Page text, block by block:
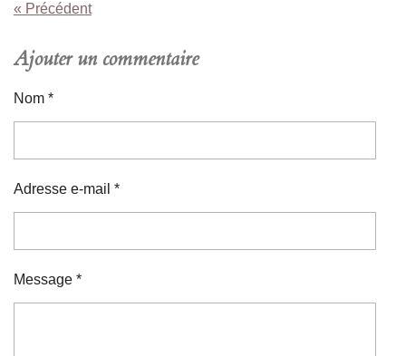
« Précédent
Ajouter un commentaire
Nom *
Adresse e-mail *
Message *